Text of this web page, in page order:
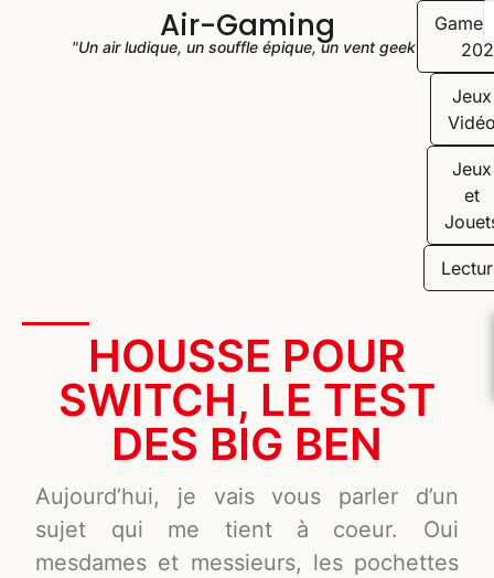
Air-Gaming
"Un air ludique, un souffle épique, un vent geek"
Jeux
Jeux
et
HOUSSE POUR
SWITCH, LE TEST
DES BIG BEN
Aujourd’hui, je vais vous parler d’un
sujet qui me tient à coeur. Oui
mesdames et messieurs, les pochettes